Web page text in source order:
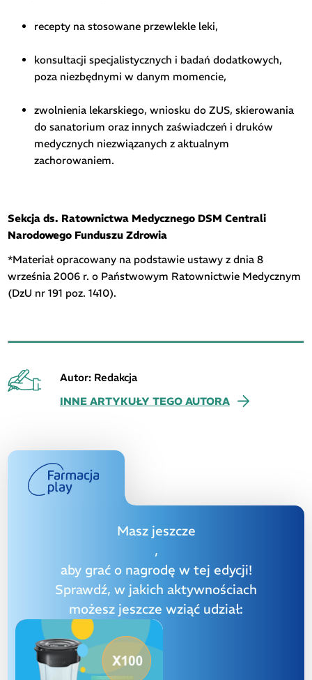
recepty na stosowane przewlekle leki,
konsultacji specjalistycznych i badań dodatkowych,
poza niezbędnymi w danym momencie,
zwolnienia lekarskiego, wniosku do ZUS, skierowania
do sanatorium oraz innych zaświadczeń i druków
medycznych niezwiązanych z aktualnym
zachorowaniem.
Sekcja ds. Ratownictwa Medycznego DSM Centrali
Narodowego Funduszu Zdrowia
*Materiał opracowany na podstawie ustawy z dnia 8
września 2006 r. o Państwowym Ratownictwie Medycznym
(DzU nr 191 poz. 1410).
Autor: Redakcja
INNE ARTYKUŁY TEGO AUTORA
Masz jeszcze
,
aby grać o nagrodę w tej edycji!
Sprawdź, w jakich aktywnościach
możesz jeszcze wziąć udział: